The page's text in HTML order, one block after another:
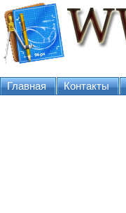
Главная Контакты